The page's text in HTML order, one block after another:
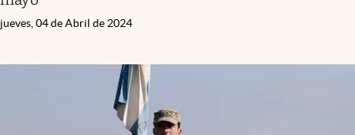
jueves, 04 de Abril de 2024